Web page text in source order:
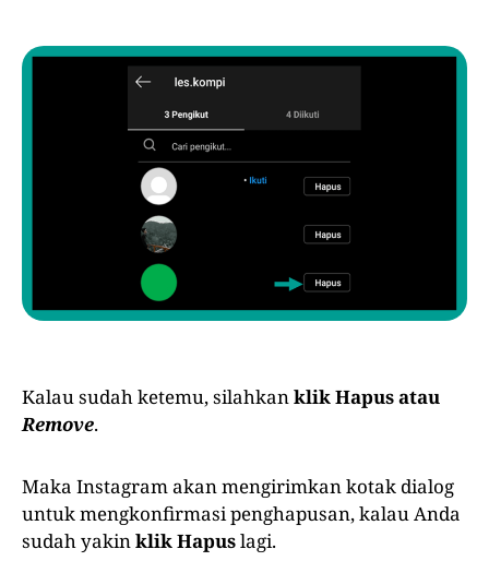
Kalau sudah ketemu, silahkanklik Hapus atau
Remove.
Maka Instagram akan mengirimkan kotak dialog
untuk mengkonfirmasi penghapusan, kalau Anda
sudah yakinklik Hapuslagi.